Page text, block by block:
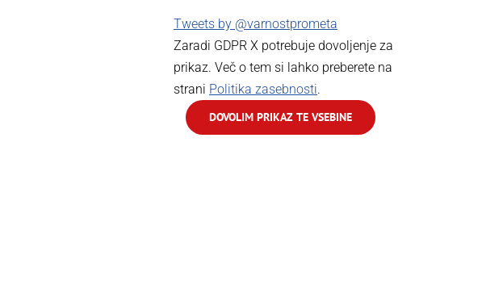
Tweets by @varnostprometa
Zaradi GDPR X potrebuje dovoljenje za
prikaz. Več o tem si lahko preberete na
strani Politika zasebnosti.
DOVOLIM PRIKAZ TE VSEBINE